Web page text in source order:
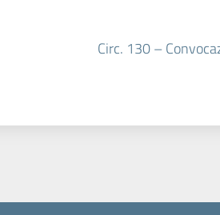
Circ. 130 –